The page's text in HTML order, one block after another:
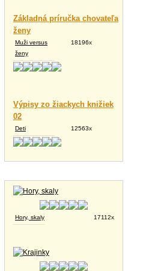
Základná príručka chovateľa
ženy
Muži versus
ženy
18196x
Výpisy zo žiackych knižiek
02
Deti 12563x
Hory, skaly 17112x